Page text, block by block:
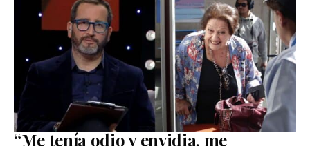
“Me tenía odio y envidia, me